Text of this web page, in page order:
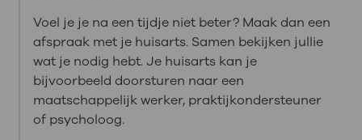
Voel je je na een tijdje niet beter? Maak dan een
afspraak met je huisarts. Samen bekijken jullie
wat je nodig hebt. Je huisarts kan je
bijvoorbeeld doorsturen naar een
maatschappelijk werker, praktijkondersteuner
of psycholoog.